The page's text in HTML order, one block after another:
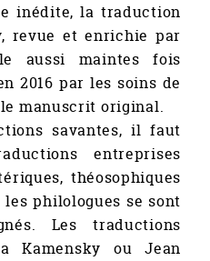
inédite, la traduction
revue et enrichie par
aussi maintes fois
2016 par les soins de
le manuscrit original.
savantes, il faut
entreprises
théosophiques
philologues se sont
Les traductions
Kamensky ou Jean